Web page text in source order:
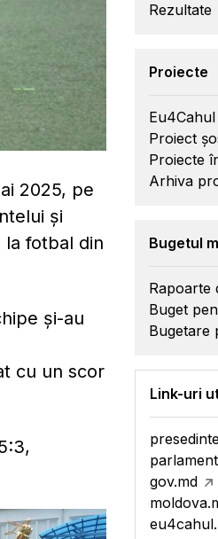
2025, pe
şi
la fotbal din
și-au
cu un scor
Rezultate
Proiecte
Eu4Cahul
Proiect
Proiecte
Arhiva
Bugetul
Rapoarte
Buget
Bugetare
Link-uri
gov.md